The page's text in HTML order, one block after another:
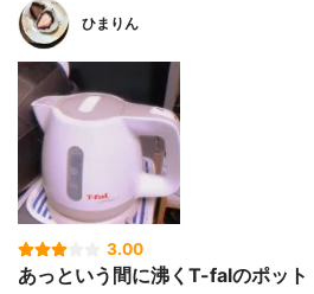
ひまりん
3.00
あっという間に沸くT-falのポット